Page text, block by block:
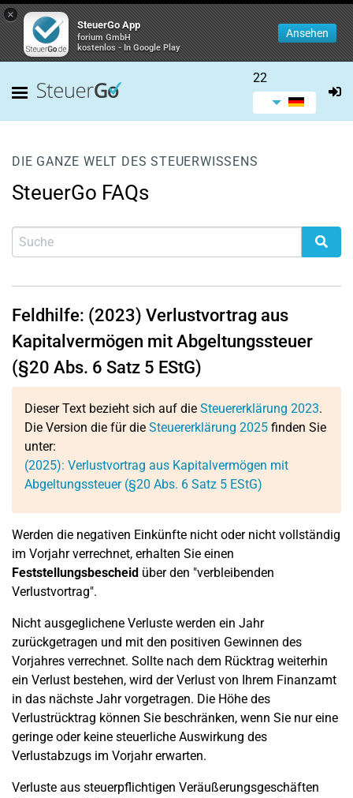
×
SteuerGo App
forium GmbH
kostenlos - In Google Play
Ansehen
22
DIE GANZE WELT DES STEUERWISSENS
SteuerGo FAQs
Feldhilfe: (2023) Verlustvortrag aus
Kapitalvermögen mit Abgeltungssteuer
(§20 Abs. 6 Satz 5 EStG)
Dieser Text bezieht sich auf die Steuererklärung 2023.
Die Version die für die Steuererklärung 2025 finden Sie
unter:
(2025): Verlustvortrag aus Kapitalvermögen mit
Abgeltungssteuer (§20 Abs. 6 Satz 5 EStG)
Werden die negativen Einkünfte nicht oder nicht vollständig
im Vorjahr verrechnet, erhalten Sie einen
Feststellungsbescheid über den "verbleibenden
Verlustvortrag".
Nicht ausgeglichene Verluste werden ein Jahr
zurückgetragen und mit den positiven Gewinnen des
Vorjahres verrechnet. Sollte nach dem Rücktrag weiterhin
ein Verlust bestehen, wird der Verlust von Ihrem Finanzamt
in das nächste Jahr vorgetragen. Die Höhe des
Verlustrücktrag können Sie beschränken, wenn Sie nur eine
geringe oder keine steuerliche Auswirkung des
Verlustabzugs im Vorjahr erwarten.
Verluste aus steuerpflichtigen Veräußerungsgeschäften